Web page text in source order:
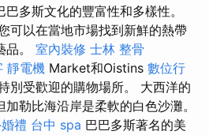
多斯文化的豐富性和多樣性。
可以在當地市場找到新鮮的熱帶
。 室內裝修 士林 整骨
靜電機 Market和Oistins 數位行
別受歡迎的購物場所。 大西洋的
勒比海沿岸是柔軟的白色沙灘。
禮 台中 spa 巴巴多斯著名的美